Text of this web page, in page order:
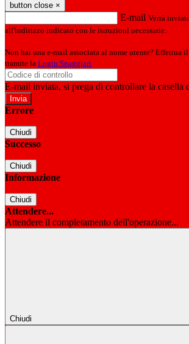
button close ×
E-mail Verrà
all'indirizzo indicato con le istruzioni necessarie.
Non hai una e-mail associata al nome utente? Effettua
tramite la Login Spaggiari
E-mail inviata, si prega di controllare la casella
Errore
Chiudi
Successo
Chiudi
Informazione
Chiudi
Attendere...
Attendere il completamento dell'operazione...
Chiudi